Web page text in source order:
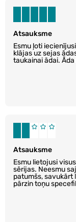
Atsauksme
Esmu ļoti
klājas uz sejas
taukainai ādai.
Atsauksme
Esmu lietojusi
sērijas. Neesmu
patumšs, savukārt
pārzin toņu